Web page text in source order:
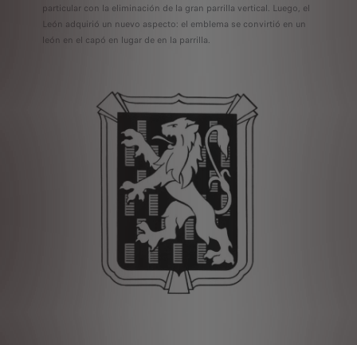
particular con la eliminación de la gran parrilla vertical. Luego, el
León adquirió un nuevo aspecto: el emblema se convirtió en un
león en el capó en lugar de en la parrilla.